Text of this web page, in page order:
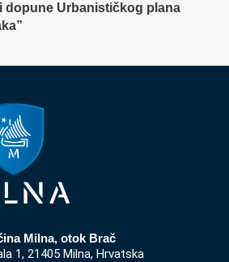
dopune Urbanističkog plana
Milna, otok Brač
1, 21405 Milna, Hrvatska